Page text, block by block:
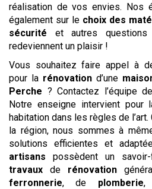
réalisation de vos envies. Nos
également sur le choix des
sécurité et autres questions
redeviennent un plaisir !
Vous souhaitez faire appel à
pour la rénovationd’une
Perche ? Contactez l’équipe
Notre enseigne intervient pour
habitation dans les règles de
la région, nous sommes à
solutions efficientes et
artisans possèdent un
travaux de rénovation
ferronnerie, de plomberie,